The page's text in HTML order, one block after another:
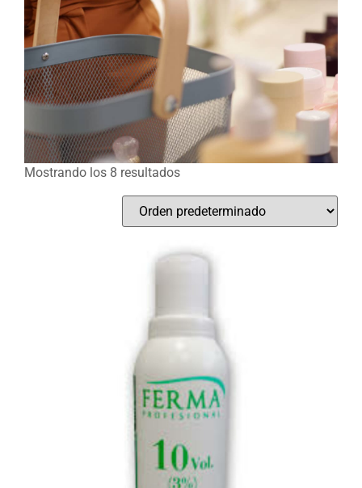
Mostrando los 8 resultados